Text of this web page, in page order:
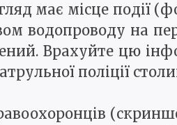
має місце події
водопроводу на
Врахуйте цю
поліції